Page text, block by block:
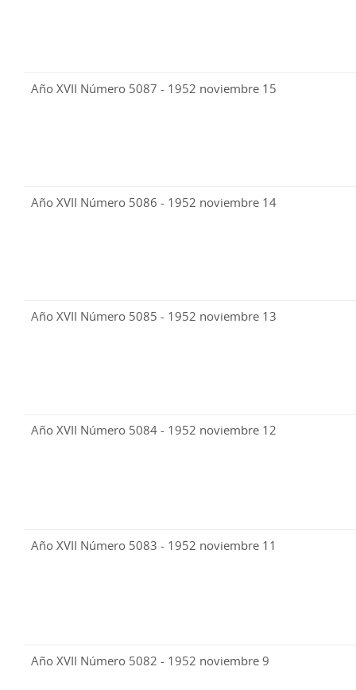
Año XVII Número 5087 - 1952 noviembre 15
Año XVII Número 5086 - 1952 noviembre 14
Año XVII Número 5085 - 1952 noviembre 13
Año XVII Número 5084 - 1952 noviembre 12
Año XVII Número 5083 - 1952 noviembre 11
Año XVII Número 5082 - 1952 noviembre 9